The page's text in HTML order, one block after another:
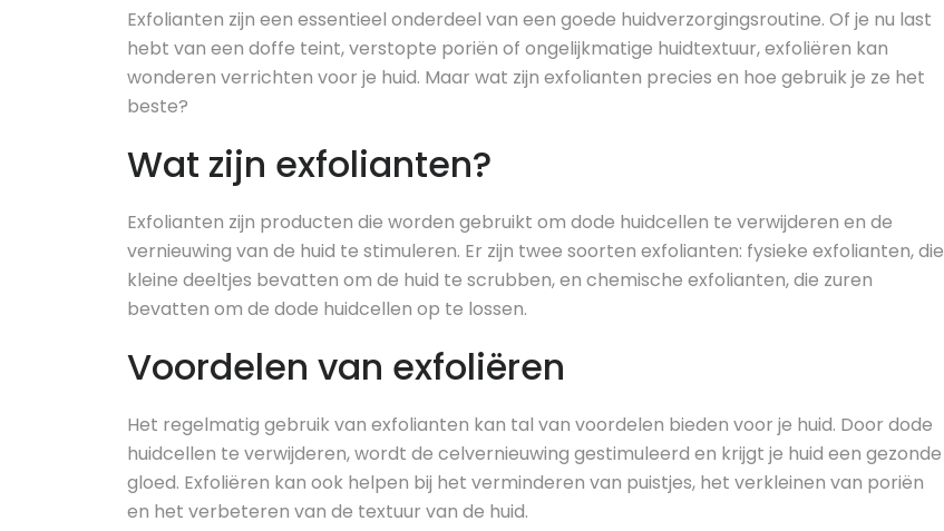
Exfolianten zijn een essentieel onderdeel van een goede huidverzorgingsroutine. Of je nu last
hebt van een doffe teint, verstopte poriën of ongelijkmatige huidtextuur, exfoliëren kan
wonderen verrichten voor je huid. Maar wat zijn exfolianten precies en hoe gebruik je ze het
beste?
Wat zijn exfolianten?
Exfolianten zijn producten die worden gebruikt om dode huidcellen te verwijderen en de
vernieuwing van de huid te stimuleren. Er zijn twee soorten exfolianten: fysieke exfolianten, die
kleine deeltjes bevatten om de huid te scrubben, en chemische exfolianten, die zuren
bevatten om de dode huidcellen op te lossen.
Voordelen van exfoliëren
Het regelmatig gebruik van exfolianten kan tal van voordelen bieden voor je huid. Door dode
huidcellen te verwijderen, wordt de celvernieuwing gestimuleerd en krijgt je huid een gezonde
gloed. Exfoliëren kan ook helpen bij het verminderen van puistjes, het verkleinen van poriën
en het verbeteren van de textuur van de huid.